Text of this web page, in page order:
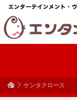
ケンタクロース